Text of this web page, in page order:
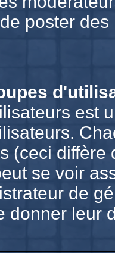
poster des
est
(ceci
se voir
de
donner leur